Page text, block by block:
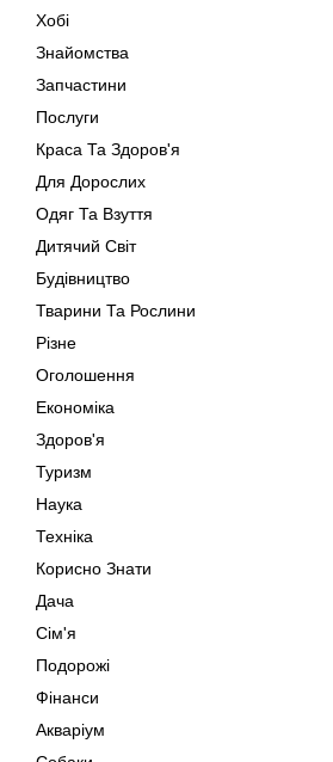
Хобі
Знайомства
Запчастини
Послуги
Краса Та Здоров'я
Для Дорослих
Одяг Та Взуття
Дитячий Світ
Будівництво
Тварини Та Рослини
Різне
Оголошення
Економіка
Здоров'я
Туризм
Наука
Техніка
Корисно Знати
Дача
Сім'я
Подорожі
Фінанси
Акваріум